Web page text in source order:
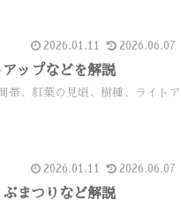
2026.01.11 2026.06.07
ップなどを解説
帯、紅葉の見頃、樹種、ライトア
2026.01.11 2026.06.07
まつりなど解説